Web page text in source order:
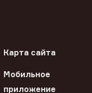
Карта сайта
Мобильное
приложение